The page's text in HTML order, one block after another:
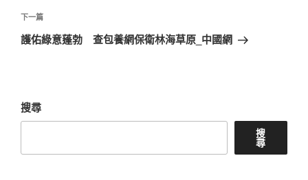
章
下
一
下一篇
護佑綠意蓬勃 查包養網保衛林海草原_中國網
搜尋
搜
尋